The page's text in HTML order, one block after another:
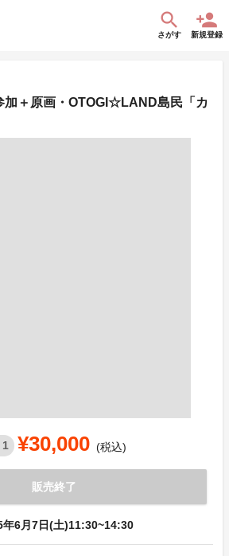
さがす 新規登録
＋原画・OTOGI☆LAND島民「カ
1 ¥30,000 (税込)
販売終了
年6月7日(土)11:30~14:30